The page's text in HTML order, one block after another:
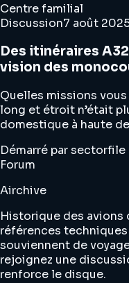
Centre familial
Discussion7 août
Des itinéraires
vision des
Quelles missions
long et étroit n’était
domestique à haute
Démarré par sectorfile
Forum
Airchive
Historique des avions
références
souviennent de
rejoignez une
renforce le disque.